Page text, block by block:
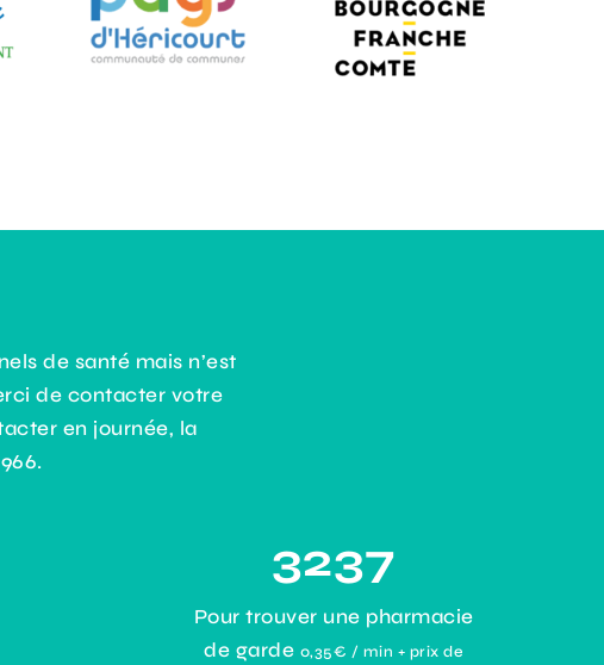
Annuaire
de santé mais n’est
de contacter votre
en journée, la
3237
Pour trouver une pharmacie
de garde 0,35€ / min + prix de